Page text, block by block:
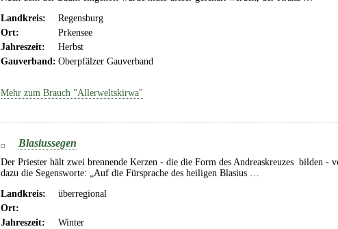
Landkreis:
Regensburg
Ort:
Prkensee
Jahreszeit:
Herbst
Gauverband: Oberpfälzer Gauverband
Mehr zum Brauch "Allerweltskirwa"
Blasiussegen
Der Priester hält zwei brennende Kerzen - die die Form des Andreaskreuzes bilden -
dazu die Segensworte: „Auf die Fürsprache des heiligen Blasius …
Landkreis:
überregional
Ort:
Jahreszeit:
Winter